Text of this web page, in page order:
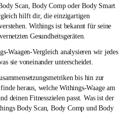
Scan, Body Comp oder Body Smart
hilft dir, die einzigartigen
Withings ist bekannt für seine
Gesundheitsgeräten.
Waagen-Vergleich analysieren wir jedes
sie voneinander unterscheidet.
bis hin zur
heraus, welche Withings-Waage am
deinen Fitnesszielen passt. Was ist der
Body Scan, Body Comp und Body